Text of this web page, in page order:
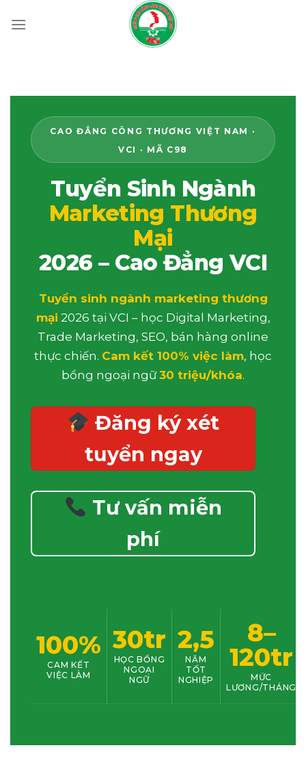
CAO ĐẲNG CÔNG THƯƠNG VIỆT NAM ·
VCI · MÃ C98
Tuyển Sinh Ngành
Marketing Thương
Mại
2026 – Cao Đẳng VCI
Tuyển sinh ngành marketing thương
mại 2026 tại VCI – học Digital Marketing,
Trade Marketing, SEO, bán hàng online
thực chiến. Cam kết 100% việc làm, học
bổng ngoại ngữ30 triệu/khóa.
Đăng ký xét
tuyển ngay
Tư vấn miễn
phí
100%
CAM KẾT
VIỆC LÀM
30tr
HỌC BỔNG
NGOẠI
NGỮ
2,5
NĂM
TỐT
NGHIỆP
8–
120tr
MỨC
LƯƠNG/THÁNG